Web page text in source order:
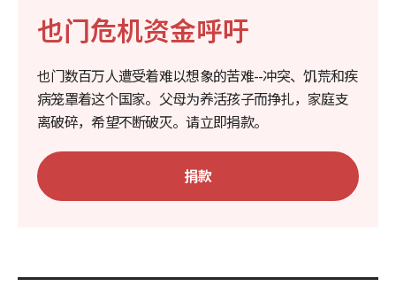
也门危机资金呼吁
也门数百万人遭受着难以想象的苦难--冲突、饥荒和疾
病笼罩着这个国家。父母为养活孩子而挣扎，家庭支
离破碎，希望不断破灭。请立即捐款。
捐款